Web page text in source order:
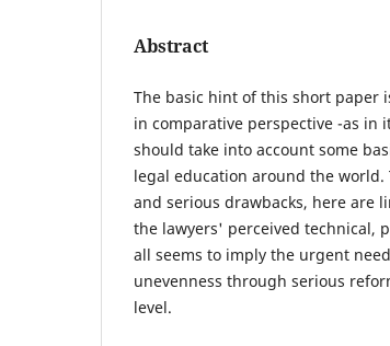
Abstract
The basic hint of this short paper
in comparative perspective -as
should take into account some
legal education around the world.
and serious drawbacks, here are
the lawyers' perceived technical,
all seems to imply the urgent
unevenness through serious
level.